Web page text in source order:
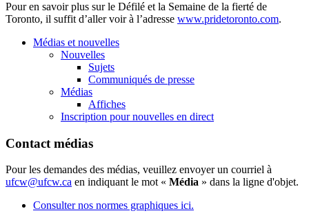
Pour en savoir plus sur le Défilé et la Semaine de la fierté de
Toronto, il suffit d’aller voir à l’adresse www.pridetoronto.com.
Médias et nouvelles
Nouvelles
Sujets
Communiqués de presse
Médias
Affiches
Inscription pour nouvelles en direct
Contact médias
Pour les demandes des médias, veuillez envoyer un courriel à
ufcw@ufcw.ca en indiquant le mot « Média » dans la ligne d'objet.
Consulter nos normes graphiques ici.